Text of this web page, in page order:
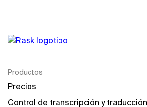
Productos
Precios
Control de transcripción y traducción